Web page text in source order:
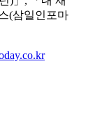
(삼일인포마